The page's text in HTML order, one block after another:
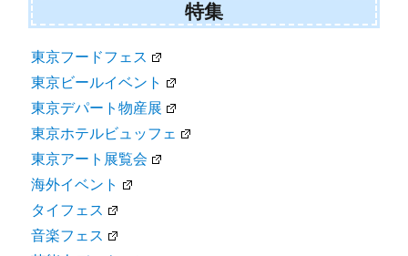
特集
東京フードフェス
東京ビールイベント
東京デパート物産展
東京ホテルビュッフェ
東京アート展覧会
海外イベント
タイフェス
音楽フェス